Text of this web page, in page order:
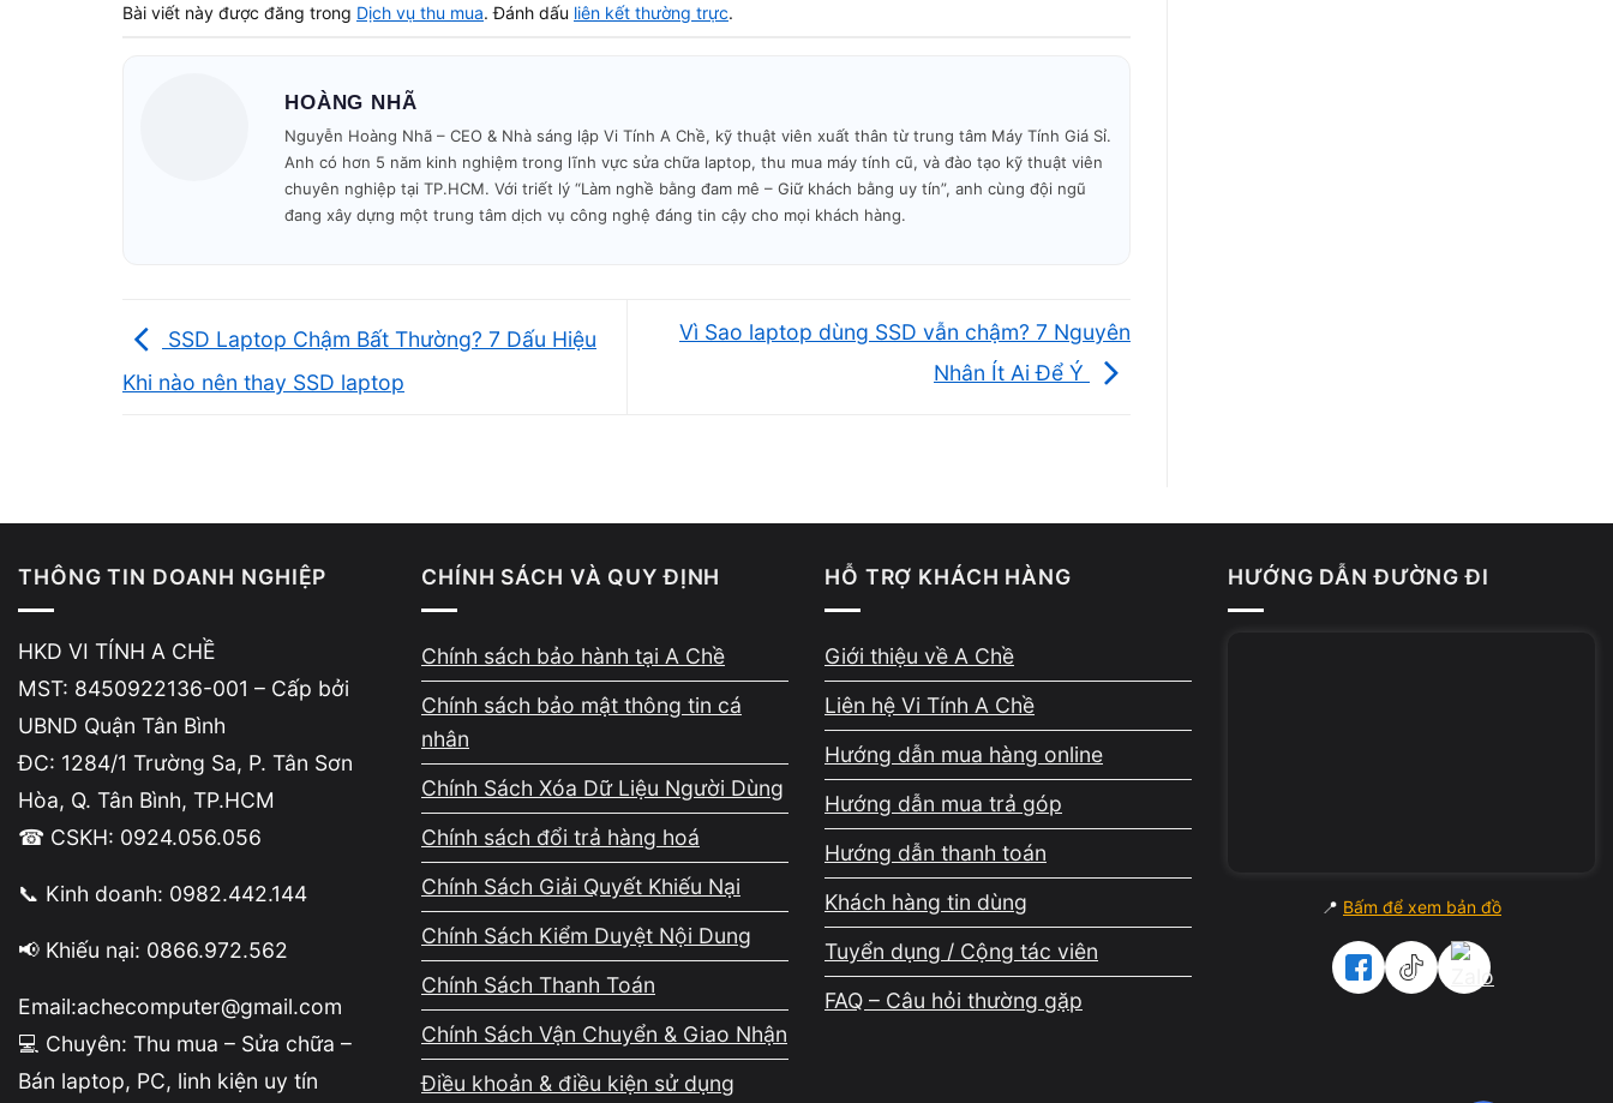
DÒNG MÁY ASUS
CẤU HÌNH PHỔ
MÁY TỐT (90%+)
Asus Vivobook 14/15
i5 Gen 10–12, RAM
Asus Vivobook Pro
i5/i7 Gen 11–13,
MX450/RTX
5.000.000 –
9.000.000đ
3.500.000 –
6.500.000đ
800.000 –
2.000.000đ
Asus TUF Gaming
F15/F17
i5/i7 + GTX
1650/RTX 3050
11.000.000đ
4.000.000 –
8.000.000đ
1.000.000 –
2.500.000đ
Asus ExpertBook B /
P Series
i5/i7 doanh nghiệp
4.000.000 –
9.000.000đ
2.500.000 –
6.000.000đ
500.000 –
1.500.000đ
BẢNG GIÁ THU MUA
BẢNG GIÁ THU MUA LAPTOP
Laptop văn phòng Laptop cao cấp Laptop lỗi
DÒNG MÁY GIÁ THU MUA (VNĐ)
Core i3 đời 4–7 i3-4010U → 7100U, RAM 4–8GB, SSD 120–256GB 1.200.000 – 2.000.000
Core i5 đời 4–8 i5-4200U → 8250U, RAM 8GB, SSD 240GB
Core i5 đời mới i5-8265U / 10210U, RAM 8–16GB, SSD 256–512GB
Bài viết này được đăng trong Dịch vụ thu mua. Đánh dấu liên kết thường trực.
HOÀNG NHÃ
Nguyễn Hoàng Nhã – CEO & Nhà sáng lập Vi Tính A Chề, kỹ thuật viên xuất thân từ trung tâm Máy Tính Giá Sỉ.
Anh có hơn 5 năm kinh nghiệm trong lĩnh vực sửa chữa laptop, thu mua máy tính cũ, và đào tạo kỹ thuật viên
chuyên nghiệp tại TP.HCM. Với triết lý “Làm nghề bằng đam mê – Giữ khách bằng uy tín”, anh cùng đội ngũ
đang xây dựng một trung tâm dịch vụ công nghệ đáng tin cậy cho mọi khách hàng.
SSD Laptop Chậm Bất Thường? 7 Dấu Hiệu
Khi nào nên thay SSD laptop
Vì Sao laptop dùng SSD vẫn chậm? 7 Nguyên
Nhân Ít Ai Để Ý
THÔNG TIN DOANH NGHIỆP
HKD VI TÍNH A CHỀ
MST: 8450922136-001 – Cấp bởi
UBND Quận Tân Bình
ĐC: 1284/1 Trường Sa, P. Tân Sơn
Hòa, Q. Tân Bình, TP.HCM
☎ CSKH: 0924.056.056
📞 Kinh doanh: 0982.442.144
📢 Khiếu nại: 0866.972.562
Email:achecomputer@gmail.com
💻 Chuyên: Thu mua – Sửa chữa –
Bán laptop, PC, linh kiện uy tín
CHÍNH SÁCH VÀ QUY ĐỊNH
Chính sách bảo hành tại A Chề
Chính sách bảo mật thông tin cá
nhân
Chính Sách Xóa Dữ Liệu Người Dùng
Chính sách đổi trả hàng hoá
Chính Sách Giải Quyết Khiếu Nại
Chính Sách Kiểm Duyệt Nội Dung
Chính Sách Thanh Toán
Chính Sách Vận Chuyển & Giao Nhận
Điều khoản & điều kiện sử dụng
HỖ TRỢ KHÁCH HÀNG
Giới thiệu về A Chề
Liên hệ Vi Tính A Chề
Hướng dẫn mua hàng online
Hướng dẫn mua trả góp
Hướng dẫn thanh toán
Khách hàng tin dùng
Tuyển dụng / Cộng tác viên
FAQ – Câu hỏi thường gặp
HƯỚNG DẪN ĐƯỜNG ĐI
📍 Bấm để xem bản đồ